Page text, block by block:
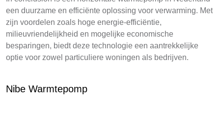
een duurzame en efficiënte oplossing voor verwarming. Met
zijn voordelen zoals hoge energie-efficiëntie,
milieuvriendelijkheid en mogelijke economische
besparingen, biedt deze technologie een aantrekkelijke
optie voor zowel particuliere woningen als bedrijven.
Nibe Warmtepomp